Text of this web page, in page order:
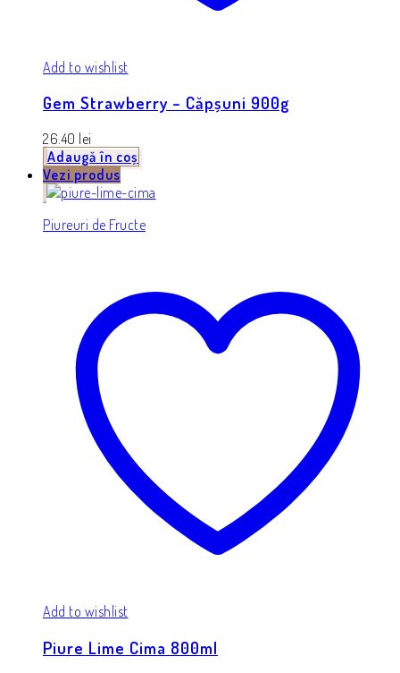
Add to wishlist
Gem Strawberry – Căpșuni 900g
26.40 lei
Adaugă în coș
Vezi produs
Piureuri de Fructe
Add to wishlist
Piure Lime Cima 800ml